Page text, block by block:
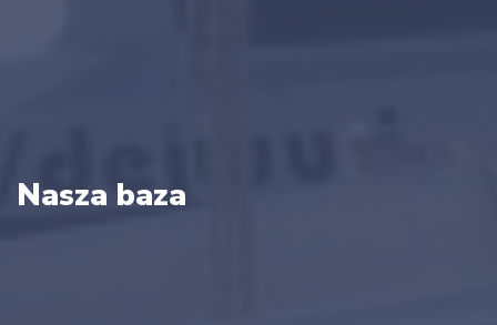
Nasza baza